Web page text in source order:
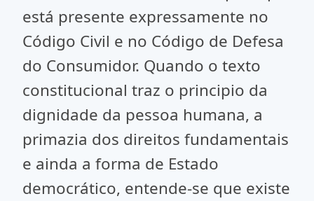
está presente expressamente no
Código Civil e no Código de Defesa
do Consumidor. Quando o texto
constitucional traz o principio da
dignidade da pessoa humana, a
primazia dos direitos fundamentais
e ainda a forma de Estado
democrático, entende-se que existe